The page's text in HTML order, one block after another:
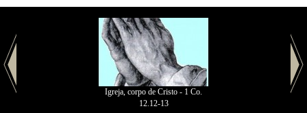
Igreja, corpo de Cristo - 1 Co.
12.12-13